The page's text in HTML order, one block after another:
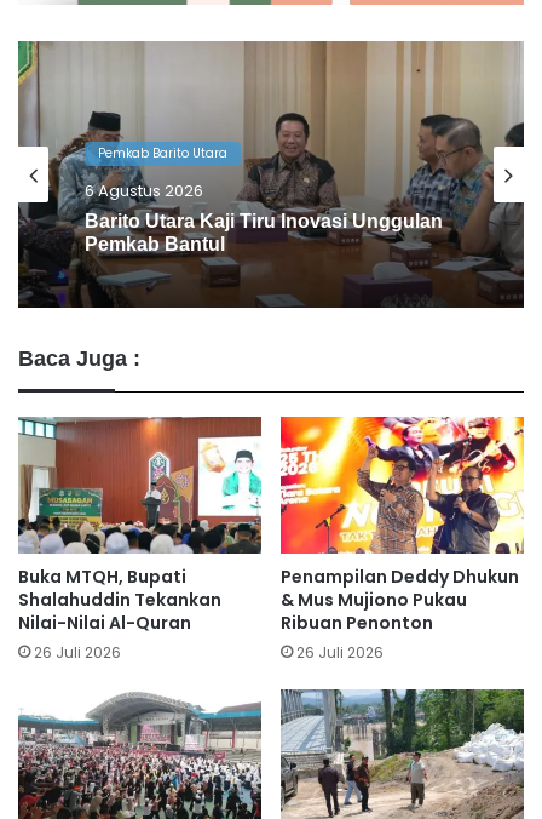
Pemkab Barito Utara
5 Agustus 2026
Bukan Sekadar Meniru, Ini Alasan
Shalahuddin Boyong Jajaran ke
Gunung Kidul
Baca Juga :
Buka MTQH, Bupati
Shalahuddin Tekankan
Nilai-Nilai Al-Quran
26 Juli 2026
Penampilan Deddy Dhukun
& Mus Mujiono Pukau
Ribuan Penonton
26 Juli 2026